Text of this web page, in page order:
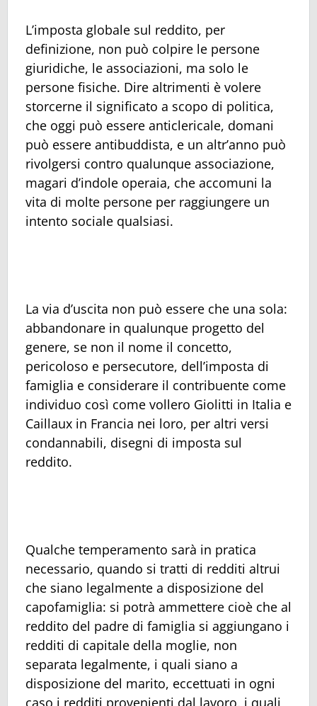
L’imposta globale sul reddito, per
definizione, non può colpire le persone
giuridiche, le associazioni, ma solo le
persone fisiche. Dire altrimenti è volere
storcerne il significato a scopo di politica,
che oggi può essere anticlericale, domani
può essere antibuddista, e un altr’anno può
rivolgersi contro qualunque associazione,
magari d’indole operaia, che accomuni la
vita di molte persone per raggiungere un
intento sociale qualsiasi.
La via d’uscita non può essere che una sola:
abbandonare in qualunque progetto del
genere, se non il nome il concetto,
pericoloso e persecutore, dell’imposta di
famiglia e considerare il contribuente come
individuo così come vollero Giolitti in Italia e
Caillaux in Francia nei loro, per altri versi
condannabili, disegni di imposta sul
reddito.
Qualche temperamento sarà in pratica
necessario, quando si tratti di redditi altrui
che siano legalmente a disposizione del
capofamiglia: si potrà ammettere cioè che al
reddito del padre di famiglia si aggiungano i
redditi di capitale della moglie, non
separata legalmente, i quali siano a
disposizione del marito, eccettuati in ogni
caso i redditi provenienti dal lavoro, i quali